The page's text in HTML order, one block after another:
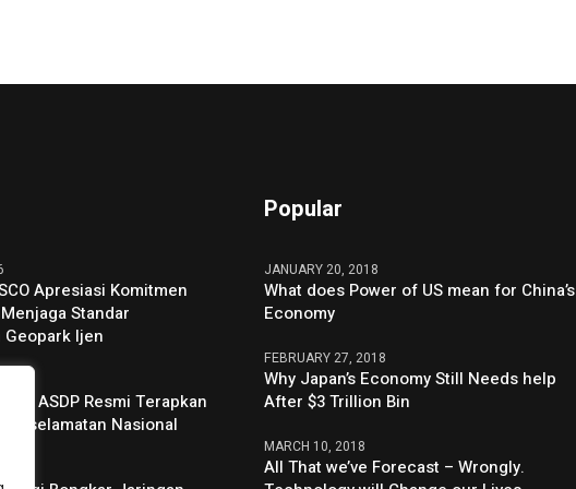
Apresiasi Komitmen
Standar
Ijen
ASDP Resmi Terapkan
Keselamatan Nasional
Popular
JANUARY 20, 2018
What does Power of US mean for China’s
Economy
FEBRUARY 27, 2018
Why Japan’s Economy Still Needs help
After $3 Trillion Bin
MARCH 10, 2018
All That we’ve Forecast – Wrongly.